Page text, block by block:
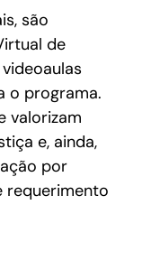
são
de
o programa.
valorizam
e, ainda,
por
requerimento